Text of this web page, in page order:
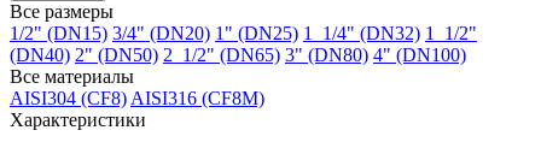
Все размеры
1/2" (DN15) 3/4" (DN20) 1" (DN25) 1_1/4" (DN32) 1_1/2"
(DN40) 2" (DN50) 2_1/2" (DN65) 3" (DN80) 4" (DN100)
Все материалы
AISI304 (CF8) AISI316 (CF8M)
Характеристики